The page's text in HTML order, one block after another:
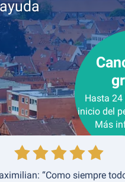
Hasta
inicio del
Más
“Como siempre